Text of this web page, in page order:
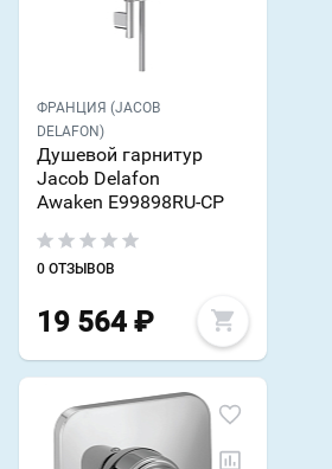
ФРАНЦИЯ (JACOB
DELAFON)
Душевой гарнитур
Jacob Delafon
Awaken E99898RU-CP
0 ОТЗЫВОВ
19 564 ₽